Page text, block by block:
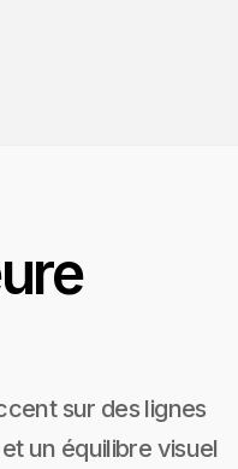
sur des lignes
un équilibre visuel